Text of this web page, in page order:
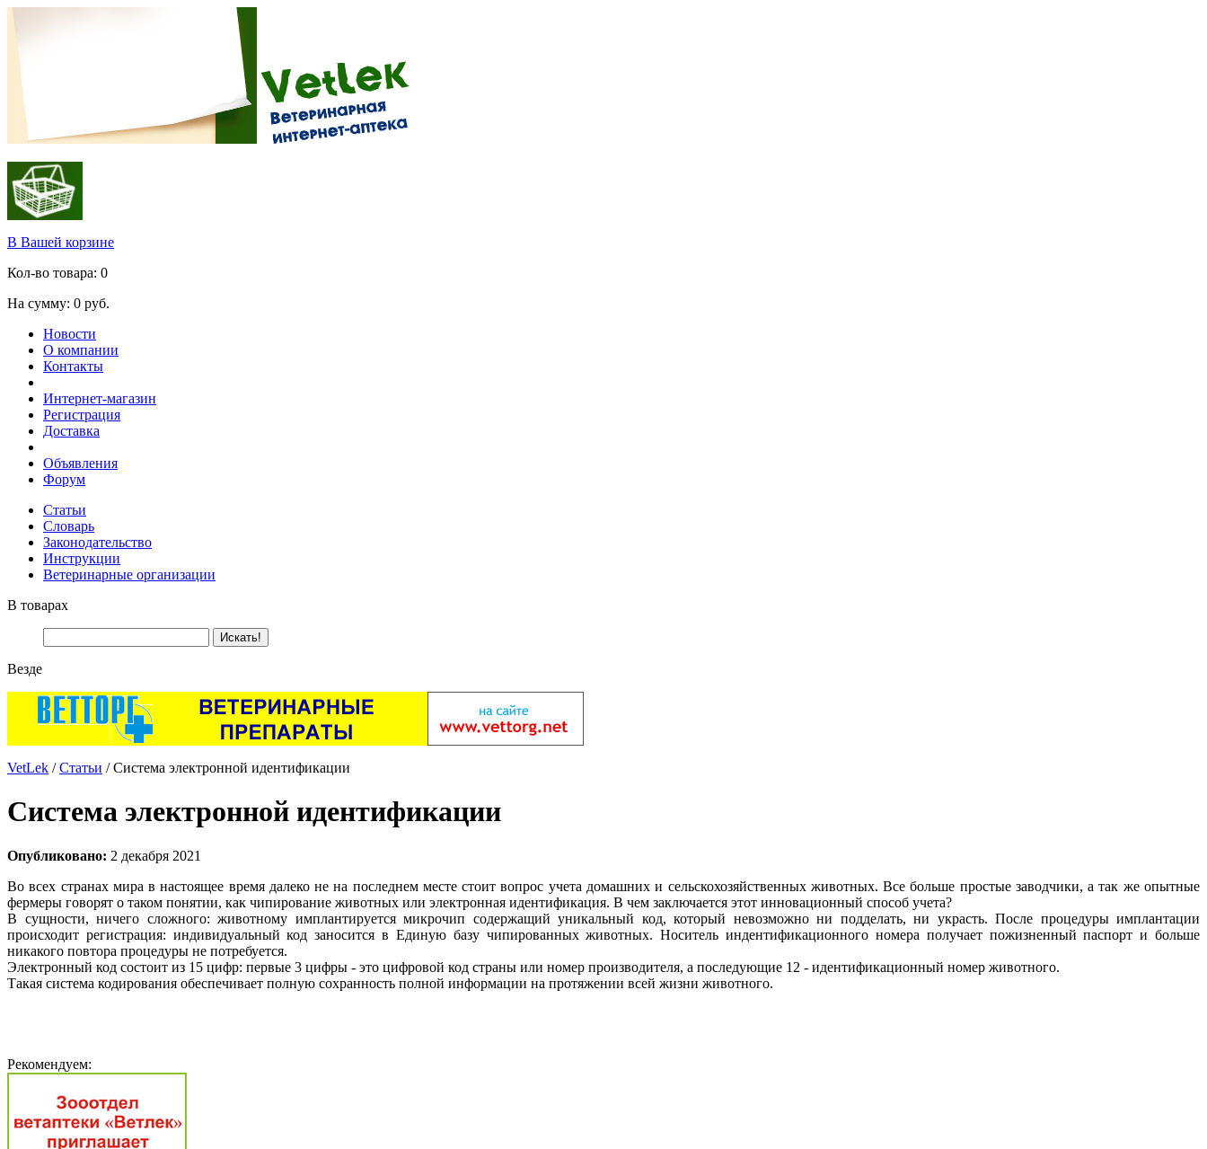
В Вашей корзине
Кол-во товара: 0
На сумму: 0 руб.
Новости
О компании
Контакты
Интернет-магазин
Регистрация
Доставка
Объявления
Форум
Статьи
Словарь
Законодательство
Инструкции
Ветеринарные организации
В товарах
Везде
VetLek /Статьи / Cистема электронной идентификации
Cистема электронной идентификации
Опубликовано: 2 декабря 2021
Во всех странах мира в настоящее время далеко не на последнем месте стоит вопрос учета домашних и сельскохозяйственных животных. Все больше простые заводчики, а так же опытные
фермеры говорят о таком понятии, как чипирование животных или электронная идентификация. В чем заключается этот инновационный способ учета?
В сущности, ничего сложного: животному имплантируется микрочип содержащий уникальный код, который невозможно ни подделать, ни украсть. После процедуры имплантации
происходит регистрация: индивидуальный код заносится в Единую базу чипированных животных. Носитель индентификационного номера получает пожизненный паспорт и больше
никакого повтора процедуры не потребуется.
Электронный код состоит из 15 цифр: первые 3 цифры - это цифровой код страны или номер производителя, а последующие 12 - идентификационный номер животного.
Такая система кодирования обеспечивает полную сохранность полной информации на протяжении всей жизни животного.
Рекомендуем: